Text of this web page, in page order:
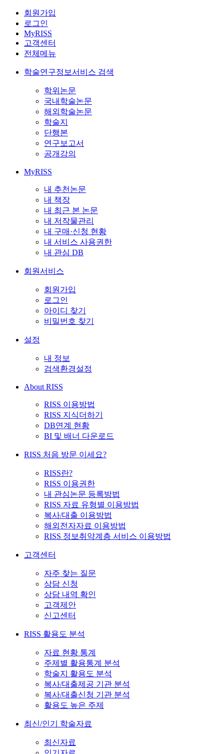
회원가입
로그인
MyRISS
고객센터
전체메뉴
학술연구정보서비스 검색
학위논문
국내학술논문
해외학술논문
학술지
단행본
연구보고서
공개강의
MyRISS
내 추천논문
내 책장
내 최근 본 논문
내 저작물관리
내 구매·신청 현황
내 서비스 사용권한
내 관심 DB
회원서비스
회원가입
로그인
아이디 찾기
비밀번호 찾기
설정
내 정보
검색환경설정
About RISS
RISS 이용방법
RISS 지식더하기
DB연계 현황
BI 및 배너 다운로드
RISS 처음 방문 이세요?
RISS란?
RISS 이용권한
내 관심논문 등록방법
RISS 자료 유형별 이용방법
복사/대출 이용방법
해외전자자료 이용방법
RISS 정보취약계층 서비스 이용방법
고객센터
자주 찾는 질문
상담 신청
상담 내역 확인
고객제안
신고센터
RISS 활용도 분석
자료 현황 통계
주제별 활용통계 분석
학술지 활용도 분석
복사/대출제공 기관 분석
복사/대출신청 기관 분석
활용도 높은 주제
최신/인기 학술자료
최신자료